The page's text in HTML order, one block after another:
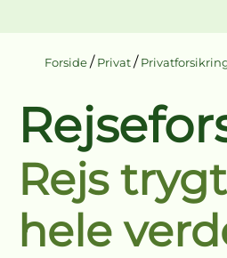
Forside/ Privat/
Rejs
hele